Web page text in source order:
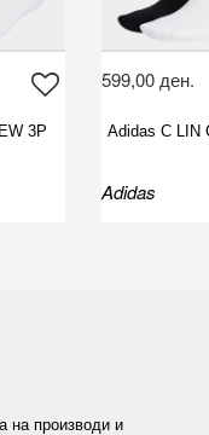
3P
599,00 ден.
Adidas C LIN
Adidas
на производи и